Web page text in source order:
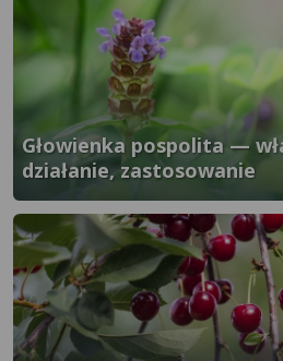
}" />
Głowienka pospolita —
działanie, zastosowanie